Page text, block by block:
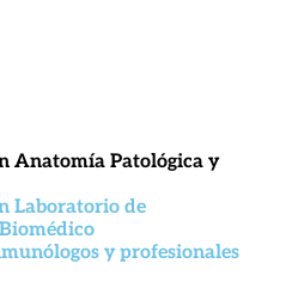
Anatomía Patológica y
Laboratorio de
y profesionales